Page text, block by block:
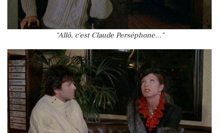
"Allô, c'est Claude Perséphone…"